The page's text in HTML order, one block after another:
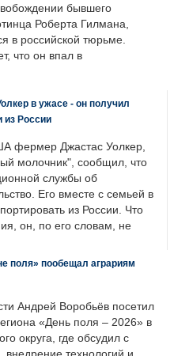
бывшего
Роберта Гилмана,
в российской тюрьме.
что он впал в
в ужасе - он получил
из России
фермер Джастас Уолкер,
молочник", сообщил, что
службы об
Его вместе с семьей в
из России. Что
он, по его словам, не
поля» пообещал аграриям
Андрей Воробьёв посетил
«День поля – 2026» в
округа, где обсудил с